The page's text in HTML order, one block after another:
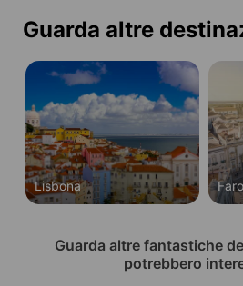
Guarda altre
Lisbona Faro
Guarda altre fantastiche
potrebbero